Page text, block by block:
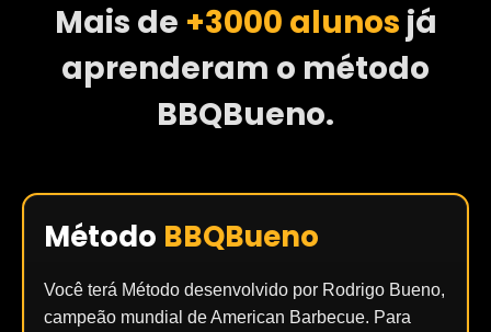
Mais de +3000 alunos já
aprenderam o método
BBQBueno.
Método BBQBueno
Você terá Método desenvolvido por Rodrigo Bueno,
campeão mundial de American Barbecue. Para